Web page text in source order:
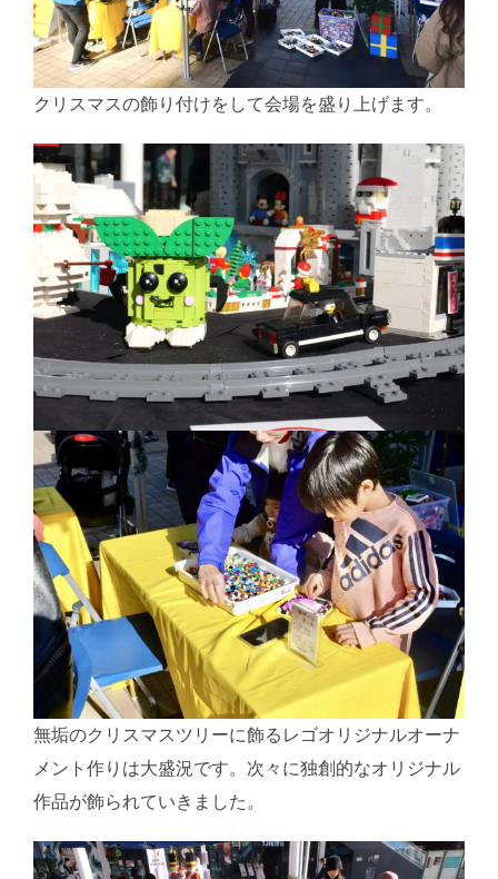
クリスマスの飾り付けをして会場を盛り上げます。
無垢のクリスマスツリーに飾るレゴオリジナルオーナ
メント作りは大盛況です。次々に独創的なオリジナル
作品が飾られていきました。